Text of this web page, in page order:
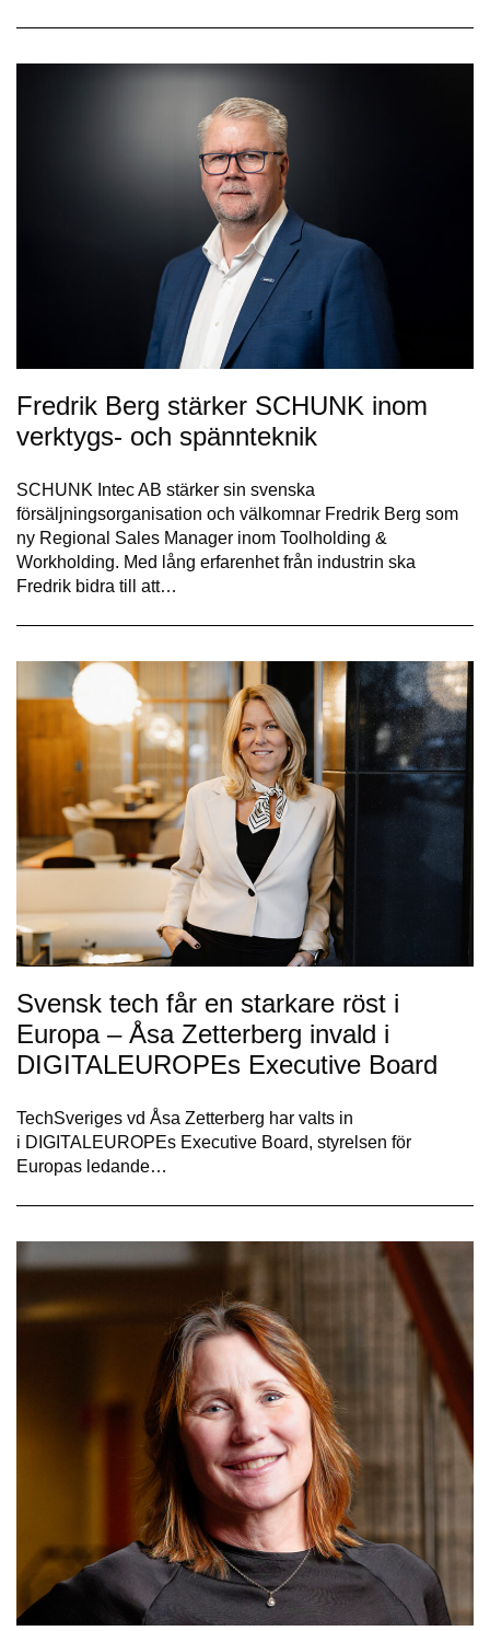
Fredrik Berg stärker SCHUNK inom
verktygs- och spännteknik
SCHUNK Intec AB stärker sin svenska
försäljningsorganisation och välkomnar Fredrik Berg som
ny Regional Sales Manager inom Toolholding &
Workholding. Med lång erfarenhet från industrin ska
Fredrik bidra till att…
Svensk tech får en starkare röst i
Europa – Åsa Zetterberg invald i
DIGITALEUROPEs Executive Board
TechSveriges vd Åsa Zetterberg har valts in
i DIGITALEUROPEs Executive Board, styrelsen för
Europas ledande…